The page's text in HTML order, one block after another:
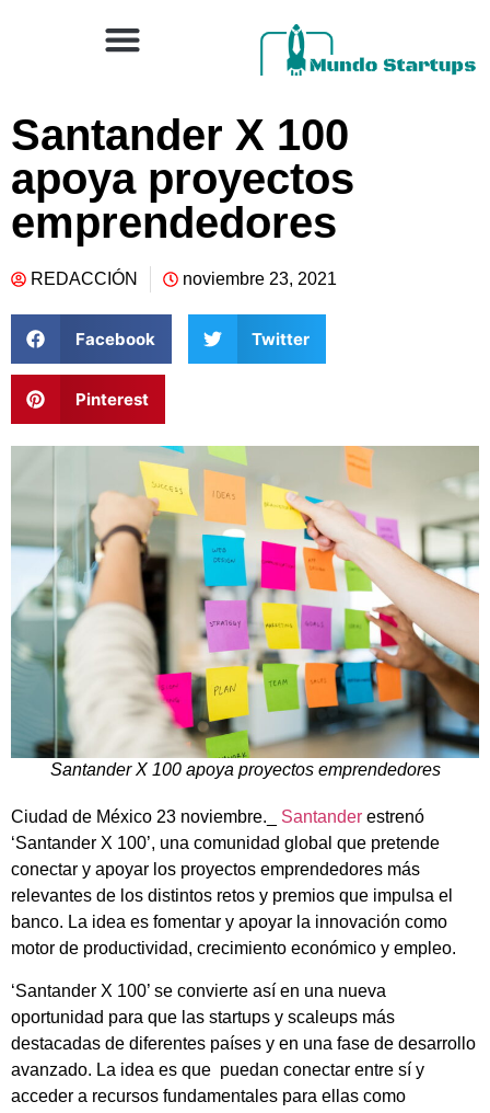
Santander X 100
apoya proyectos
emprendedores
REDACCIÓN noviembre 23, 2021
Facebook Twitter
Pinterest
Santander X 100 apoya proyectos emprendedores
Ciudad de México 23 noviembre._ Santander estrenó
‘Santander X 100’, una comunidad global que pretende
conectar y apoyar los proyectos emprendedores más
relevantes de los distintos retos y premios que impulsa el
banco. La idea es fomentar y apoyar la innovación como
motor de productividad, crecimiento económico y empleo.
‘Santander X 100’ se convierte así en una nueva
oportunidad para que las startups y scaleups más
destacadas de diferentes países y en una fase de desarrollo
avanzado. La idea es que puedan conectar entre sí y
acceder a recursos fundamentales para ellas como